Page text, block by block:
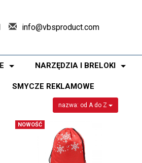
info@vbsproduct.com
NARZĘDZIA I BRELOKI
SMYCZE REKLAMOWE
nazwa: od A do Z
NOWOŚĆ